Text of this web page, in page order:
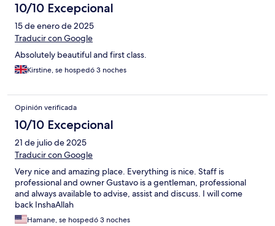
10/10 Excepcional
15 de enero de 2025
Traducir con Google
Absolutely beautiful and first class.
Kirstine, se hospedó 3 noches
Opinión verificada
10/10 Excepcional
21 de julio de 2025
Traducir con Google
Very nice and amazing place. Everything is nice. Staff is
professional and owner Gustavo is a gentleman, professional
and always available to advise, assist and discuss. I will come
back InshaAllah
Hamane, se hospedó 3 noches